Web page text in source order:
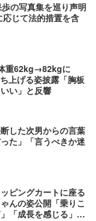
の写真集を巡り声明
じて法的措置を含
重62kg→82kgに
上げる姿披露「胸板
い」と反響
した次男からの言葉
た」「言うべきか迷
ピングカートに座る
んの姿公開「乗りこ
「成長を感じる」の